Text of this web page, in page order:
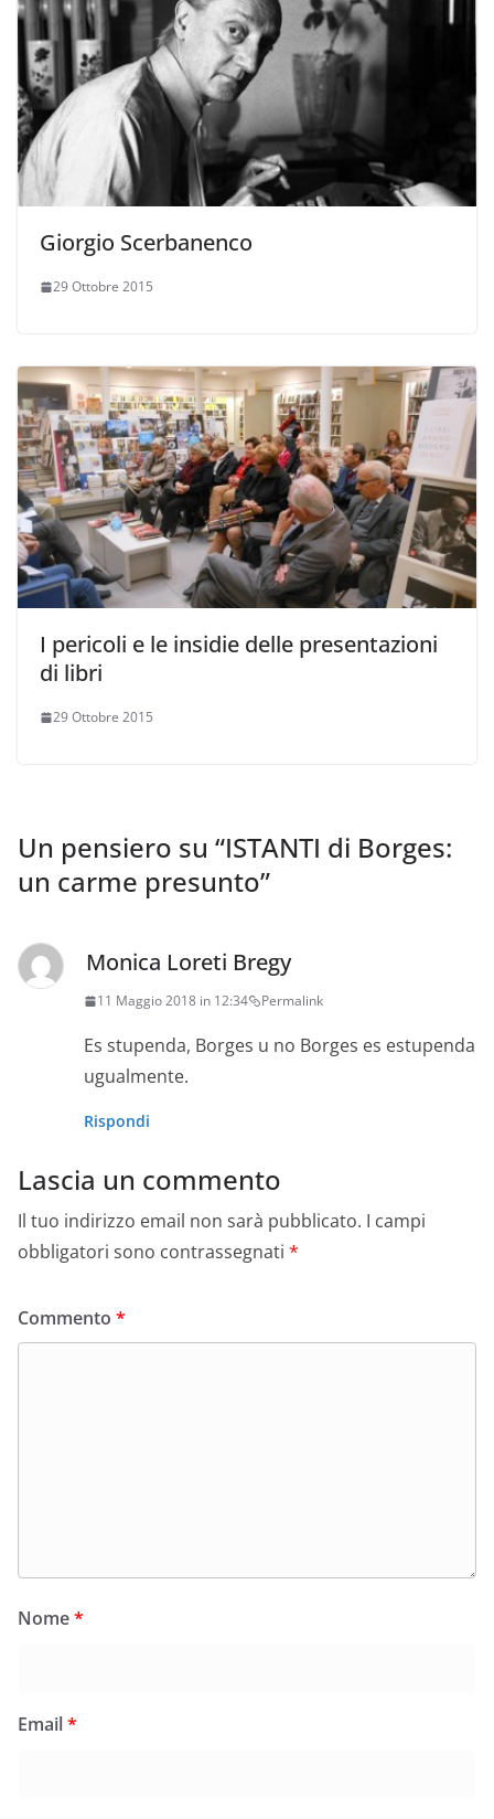
Giorgio Scerbanenco
29 Ottobre 2015
I pericoli e le insidie delle presentazioni
di libri
29 Ottobre 2015
Un pensiero su “ISTANTI di Borges:
un carme presunto”
Monica Loreti Bregy
11 Maggio 2018 in 12:34 Permalink
Es stupenda, Borges u no Borges es estupenda
ugualmente.
Rispondi
Lascia un commento
Il tuo indirizzo email non sarà pubblicato. I campi
obbligatori sono contrassegnati *
Commento *
Nome*
Email*